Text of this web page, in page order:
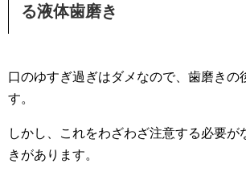
る液体歯磨き
口のゆすぎ過ぎはダメなので、歯磨きの
す。
しかし、これをわざわざ注意する必要が
きがあります。